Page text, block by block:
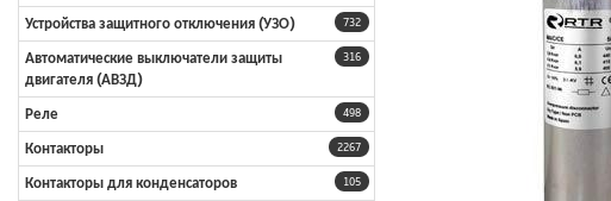
732
Устройства защитного отключения (УЗО)
316
Автоматические выключатели защиты
двигателя (АВЗД)
498
Реле
2267
Контакторы
105
Контакторы для конденсаторов